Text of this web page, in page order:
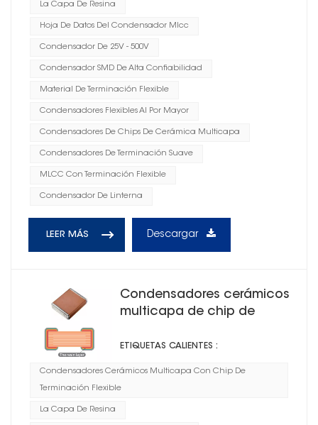
La Capa De Resina
Hoja De Datos Del Condensador Mlcc
Condensador De 25V - 500V
Condensador SMD De Alta Confiabilidad
Material De Terminación Flexible
Condensadores Flexibles Al Por Mayor
Condensadores De Chips De Cerámica Multicapa
Condensadores De Terminación Suave
MLCC Con Terminación Flexible
Condensador De Linterna
LEER MÁS Descargar
Condensadores cerámicos
multicapa de chip de
ETIQUETAS CALIENTES :
Condensadores Cerámicos Multicapa Con Chip De
Terminación Flexible
La Capa De Resina